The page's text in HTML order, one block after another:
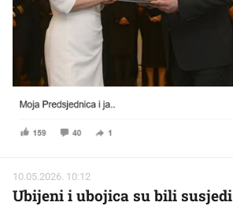
10.05.2026. 10:12
Ubijeni i ubojica su bili susjedi